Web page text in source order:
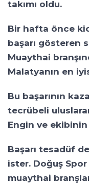
takımı oldu.
Bir hafta önce
başarı gösteren
Muaythai
Malatyanın en
Bu başarının
tecrübeli
Engin ve
Başarı tesadüf
ister. Doğuş
muaythai